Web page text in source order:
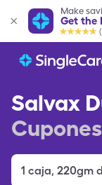
Make
Get the
Salvax
1 caja, 220gm